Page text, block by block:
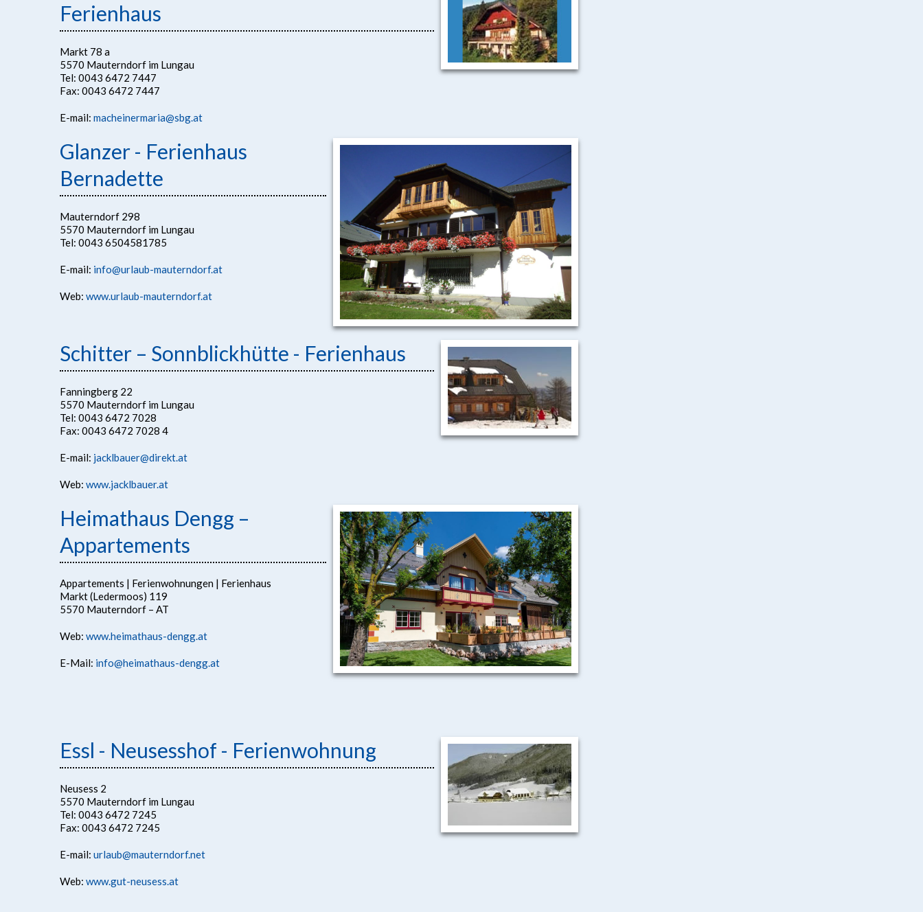
Ferienhaus
Markt 78 a
5570 Mauterndorf im Lungau
Tel: 0043 6472 7447
Fax: 0043 6472 7447
E-mail: macheinermaria@sbg.at
Glanzer - Ferienhaus
Bernadette
Mauterndorf 298
5570 Mauterndorf im Lungau
Tel: 0043 6504581785
E-mail: info@urlaub-mauterndorf.at
Web: www.urlaub-mauterndorf.at
Schitter – Sonnblickhütte - Ferienhaus
Fanningberg 22
5570 Mauterndorf im Lungau
Tel: 0043 6472 7028
Fax: 0043 6472 7028 4
E-mail: jacklbauer@direkt.at
Web: www.jacklbauer.at
Heimathaus Dengg –
Appartements
Appartements | Ferienwohnungen | Ferienhaus
Markt (Ledermoos) 119
5570 Mauterndorf – AT
Web: www.heimathaus-dengg.at
E-Mail: info@heimathaus-dengg.at
Essl - Neusesshof - Ferienwohnung
Neusess 2
5570 Mauterndorf im Lungau
Tel: 0043 6472 7245
Fax: 0043 6472 7245
E-mail: urlaub@mauterndorf.net
Web: www.gut-neusess.at